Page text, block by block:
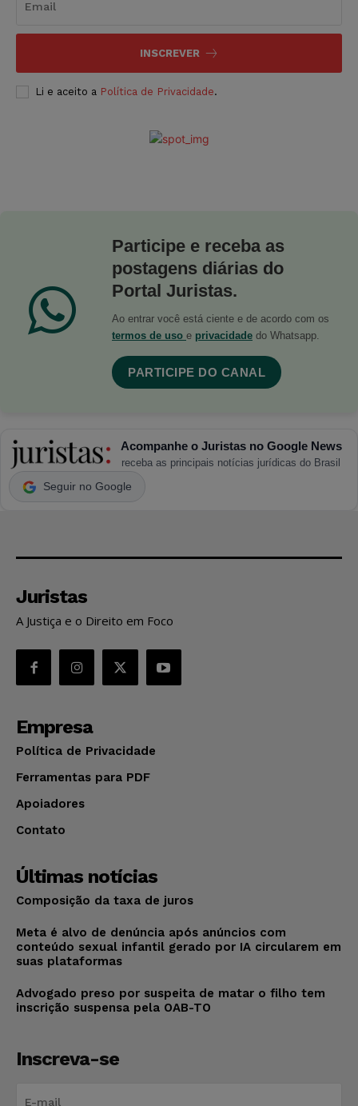
INSCREVER
Li e aceito a Política de Privacidade.
Participe e receba as
postagens diárias do
Portal Juristas.
Ao entrar você está ciente e de acordo com os
termos de uso e privacidade do Whatsapp.
PARTICIPE DO CANAL
Acompanhe o Juristas no Google News
receba as principais notícias jurídicas do Brasil
Seguir no Google
Juristas
A Justiça e o Direito em Foco
Empresa
Política de Privacidade
Ferramentas para PDF
Apoiadores
Contato
Últimas notícias
Composição da taxa de juros
Meta é alvo de denúncia após anúncios com
conteúdo sexual infantil gerado por IA circularem em
suas plataformas
Advogado preso por suspeita de matar o filho tem
inscrição suspensa pela OAB-TO
Inscreva-se